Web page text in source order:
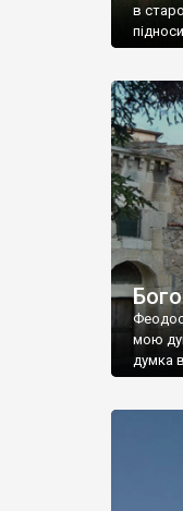
в
мою
думка